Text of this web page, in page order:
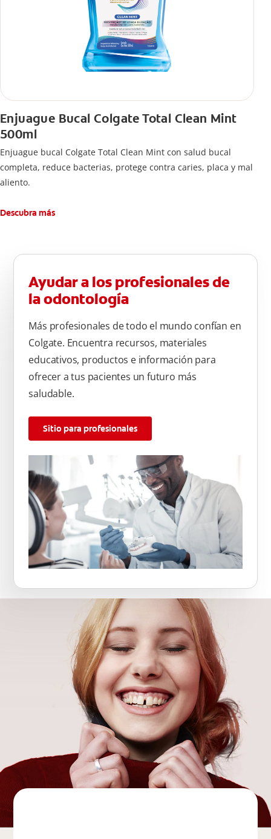
Enjuague Bucal Colgate Total Clean Mint
500ml
Enjuague bucal Colgate Total Clean Mint con salud bucal
completa, reduce bacterias, protege contra caries, placa y mal
aliento.
Descubra más
Ayudar a los profesionales de
la odontología
Más profesionales de todo el mundo confían en
Colgate. Encuentra recursos, materiales
educativos, productos e información para
ofrecer a tus pacientes un futuro más
saludable.
Sitio para profesionales